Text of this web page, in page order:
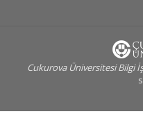
Cukurova Üniversitesi Bilgi